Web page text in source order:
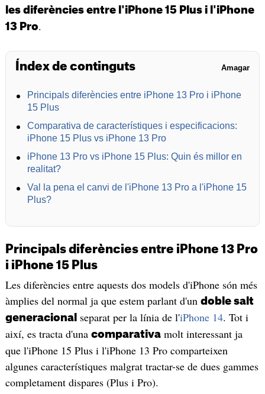
les diferències entre l'iPhone 15 Plus i l'iPhone
13 Pro.
Índex de continguts Amagar
Principals diferències entre iPhone 13 Pro i iPhone
15 Plus
Comparativa de característiques i especificacions:
iPhone 15 Plus vs iPhone 13 Pro
iPhone 13 Pro vs iPhone 15 Plus: Quin és millor en
realitat?
Val la pena el canvi de l'iPhone 13 Pro a l'iPhone 15
Plus?
Principals diferències entre iPhone 13 Pro
i iPhone 15 Plus
Les diferències entre aquests dos models d'iPhone són més
àmplies del normal ja que estem parlant d'un doble salt
generacional separat per la línia de l'iPhone 14. Tot i
així, es tracta d'una comparativamolt interessant ja
que l'iPhone 15 Plus i l'iPhone 13 Pro comparteixen
algunes característiques malgrat tractar-se de dues gammes
completament dispares (Plus i Pro).